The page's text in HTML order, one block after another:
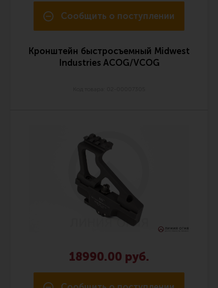
Сообщить о поступлении
Кронштейн быстросъемный Midwest
Industries ACOG/VCOG
18990.00 руб.